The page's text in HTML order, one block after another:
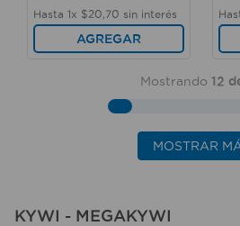
Hasta 1x $20 70 sin interés
AGREGAR
Mostrando 12
MOSTRAR
KYWI - MEGAKYWI